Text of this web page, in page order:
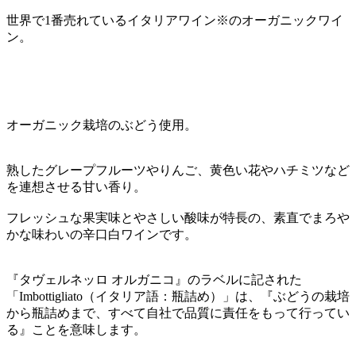
世界で1番売れているイタリアワイン※のオーガニックワイ
ン。
オーガニック栽培のぶどう使用。
熟したグレープフルーツやりんご、黄色い花やハチミツなど
を連想させる甘い香り。
フレッシュな果実味とやさしい酸味が特長の、素直でまろや
かな味わいの辛口白ワインです。
『タヴェルネッロ オルガニコ』のラベルに記された
「Imbottigliato（イタリア語：瓶詰め）」は、『ぶどうの栽培
から瓶詰めまで、すべて自社で品質に責任をもって行ってい
る』ことを意味します。